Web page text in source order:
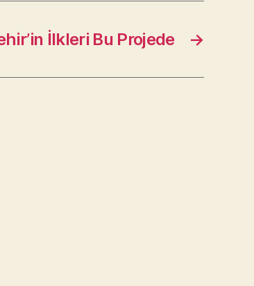
→
İlkleri Bu Projede